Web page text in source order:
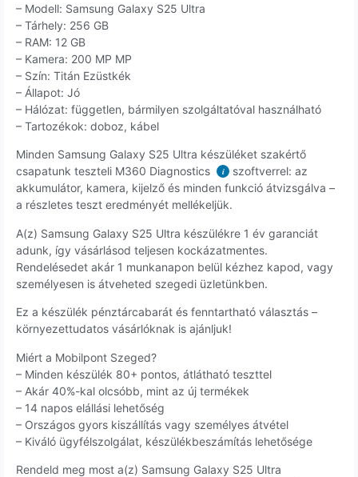
– Modell: Samsung Galaxy S25 Ultra
– Tárhely: 256 GB
– RAM: 12 GB
– Kamera: 200 MP MP
– Szín: Titán Ezüstkék
– Állapot: Jó
– Hálózat: független, bármilyen szolgáltatóval használható
– Tartozékok: doboz, kábel
Minden Samsung Galaxy S25 Ultra készüléket szakértő
csapatunk teszteli M360 Diagnostics
i
szoftverrel: az
akkumulátor, kamera, kijelző és minden funkció átvizsgálva –
a részletes teszt eredményét mellékeljük.
A(z) Samsung Galaxy S25 Ultra készülékre 1 év garanciát
adunk, így vásárlásod teljesen kockázatmentes.
Rendelésedet akár 1 munkanapon belül kézhez kapod, vagy
személyesen is átveheted szegedi üzletünkben.
Ez a készülék pénztárcabarát és fenntartható választás –
környezettudatos vásárlóknak is ajánljuk!
Miért a Mobilpont Szeged?
– Minden készülék 80+ pontos, átlátható teszttel
– Akár 40%-kal olcsóbb, mint az új termékek
– 14 napos elállási lehetőség
– Országos gyors kiszállítás vagy személyes átvétel
– Kiváló ügyfélszolgálat, készülékbeszámítás lehetősége
Rendeld meg most a(z) Samsung Galaxy S25 Ultra